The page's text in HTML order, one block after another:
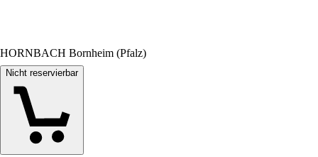
HORNBACH Bornheim (Pfalz)
Nicht reservierbar